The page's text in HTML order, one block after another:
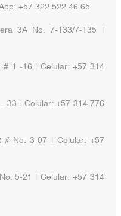
+57 322 522 46 65
3A No. 7-133/7-135 |
# 1 -16 | Celular: +57 314
33 | Celular: +57 314 776
# No. 3-07 | Celular: +57
5-21 | Celular: +57 314